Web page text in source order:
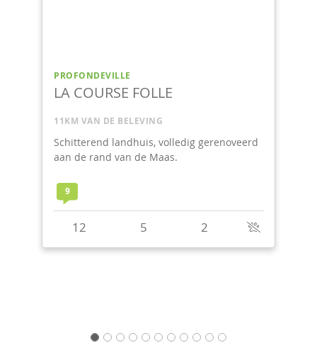
PROFONDEVILLE
ORGANIQUE
12KM VAN DE BELEVING
De sfeer van een "bergchalet" voor een
vakantie met z'n tweetjes of met het gezin.
1